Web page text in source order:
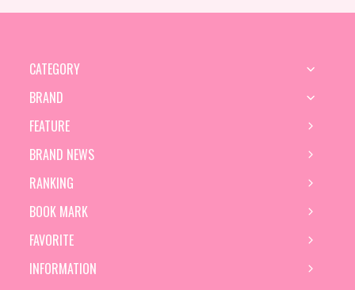
CATEGORY
BRAND
FEATURE
BRAND NEWS
RANKING
BOOK MARK
FAVORITE
INFORMATION